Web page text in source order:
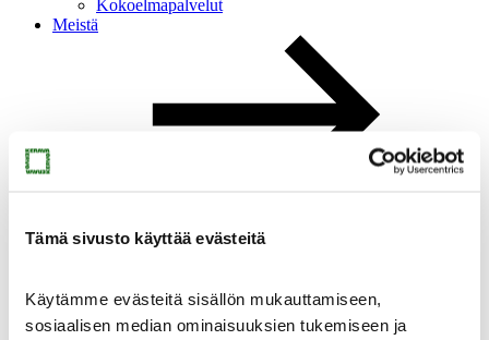
Tämä sivusto käyttää evästeitä
Käytämme evästeitä sisällön mukauttamiseen,
sosiaalisen median ominaisuuksien tukemiseen ja
Kokoelmapalvelut
Meistä
Yhteystiedot
Medialle
Taidemuseon ystävät
Heikkilän museoalue
Heikkilän museoalue